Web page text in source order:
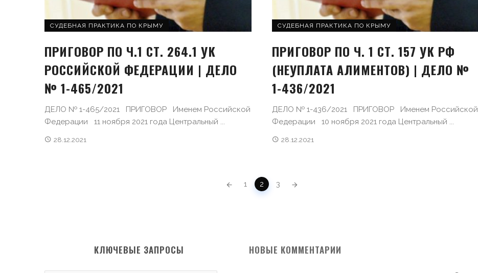
СУДЕБНАЯ ПРАКТИКА ПО КРЫМУ
ПРИГОВОР ПО Ч.1 СТ. 264.1 УК
РОССИЙСКОЙ ФЕДЕРАЦИИ | ДЕЛО
№ 1-465/2021
ДЕЛО № 1-465/2021 ПРИГОВОР Именем Российской
Федерации 11 ноября 2021 года Центральный ...
28.12.2021
СУДЕБНАЯ ПРАКТИКА ПО КРЫМУ
ПРИГОВОР ПО Ч. 1 СТ. 157 УК РФ
(НЕУПЛАТА АЛИМЕНТОВ) | ДЕЛО №
1-436/2021
ДЕЛО № 1-436/2021 ПРИГОВОР Именем Российской
Федерации 10 ноября 2021 года Центральный ...
28.12.2021
1 2 3
КЛЮЧЕВЫЕ ЗАПРОСЫ НОВЫЕ КОММЕНТАРИИ